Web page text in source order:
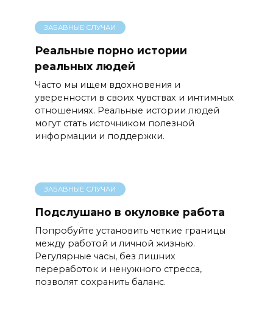
ЗАБАВНЫЕ СЛУЧАИ
Реальные порно истории
реальных людей
Часто мы ищем вдохновения и
уверенности в своих чувствах и интимных
отношениях. Реальные истории людей
могут стать источником полезной
информации и поддержки.
ЗАБАВНЫЕ СЛУЧАИ
Подслушано в окуловке работа
Попробуйте установить четкие границы
между работой и личной жизнью.
Регулярные часы, без лишних
переработок и ненужного стресса,
позволят сохранить баланс.